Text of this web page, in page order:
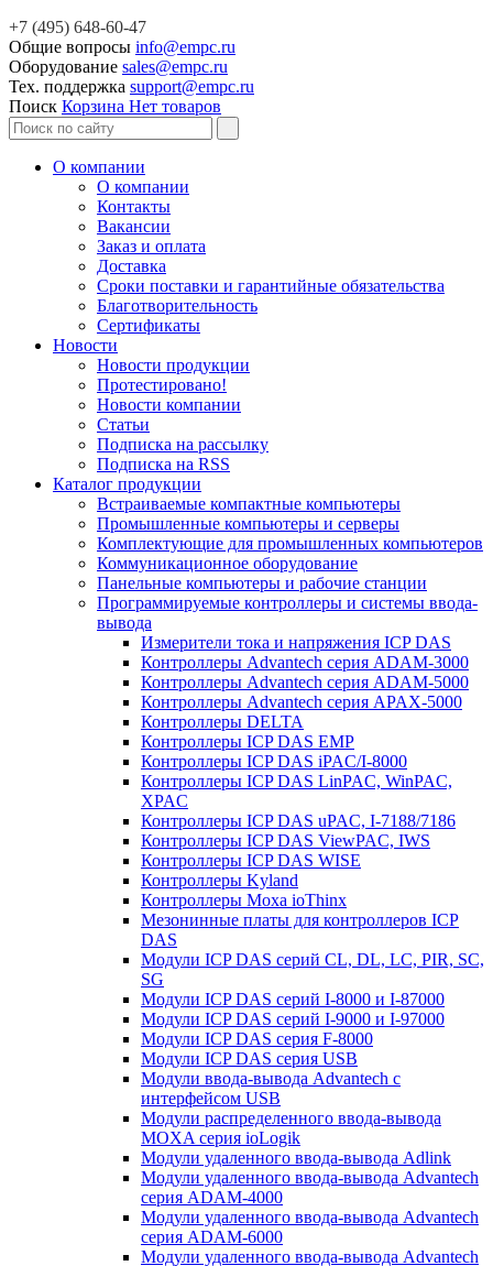
+7 (495) 648-60-47
Общие вопросы info@empc.ru
Оборудование sales@empc.ru
Тех. поддержка support@empc.ru
Поиск Корзина Нет товаров
О компании
О компании
Контакты
Вакансии
Заказ и оплата
Доставка
Сроки поставки и гарантийные обязательства
Благотворительность
Сертификаты
Новости
Новости продукции
Протестировано!
Новости компании
Статьи
Подписка на рассылку
Подписка на RSS
Каталог продукции
Встраиваемые компактные компьютеры
Промышленные компьютеры и серверы
Комплектующие для промышленных компьютеров
Коммуникационное оборудование
Панельные компьютеры и рабочие станции
Программируемые контроллеры и системы ввода-
вывода
Измерители тока и напряжения ICP DAS
Контроллеры Advantech серия ADAM-3000
Контроллеры Advantech серия ADAM-5000
Контроллеры Advantech серия APAX-5000
Контроллеры DELTA
Контроллеры ICP DAS EMP
Контроллеры ICP DAS iPAC/I-8000
Контроллеры ICP DAS LinPAC, WinPAC,
XPAC
Контроллеры ICP DAS uPAC, I-7188/7186
Контроллеры ICP DAS ViewPAC, IWS
Контроллеры ICP DAS WISE
Контроллеры Kyland
Контроллеры Moxa ioThinx
Мезонинные платы для контроллеров ICP
DAS
Модули ICP DAS серий CL, DL, LC, PIR, SC,
SG
Модули ICP DAS серий I-8000 и I-87000
Модули ICP DAS серий I-9000 и I-97000
Модули ICP DAS серия F-8000
Модули ICP DAS серия USB
Модули ввода-вывода Advantech с
интерфейсом USB
Модули распределенного ввода-вывода
MOXA серия ioLogik
Модули удаленного ввода-вывода Adlink
Модули удаленного ввода-вывода Advantech
серия ADAM-4000
Модули удаленного ввода-вывода Advantech
серия ADAM-6000
Модули удаленного ввода-вывода Advantech